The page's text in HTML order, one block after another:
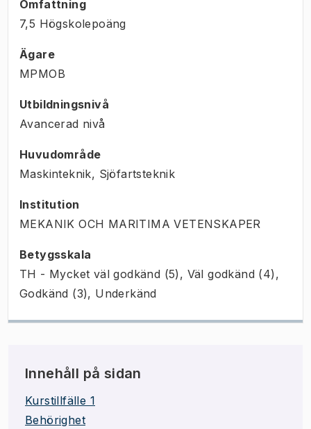
Omfattning
7,5 Högskolepoäng
Ägare
MPMOB
Utbildningsnivå
Avancerad nivå
Huvudområde
Maskinteknik, Sjöfartsteknik
Institution
MEKANIK OCH MARITIMA VETENSKAPER
Betygsskala
TH - Mycket väl godkänd (5), Väl godkänd (4),
Godkänd (3), Underkänd
Innehåll på sidan
Kurstillfälle 1
Behörighet